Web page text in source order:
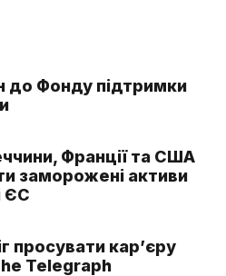
до Фонду підтримки
Франції та США
заморожені активи
ЄС
просувати кар’єру
Telegraph